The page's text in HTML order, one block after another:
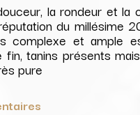
la rondeur et la
du millésime
complexe et ample
tanins présents
pure